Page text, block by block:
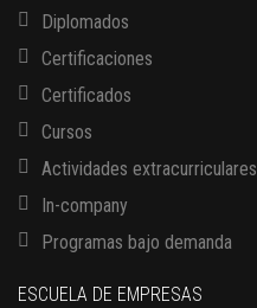
Diplomados
Certificaciones
Certificados
Cursos
Actividades extracurriculares
In-company
Programas bajo demanda
ESCUELA DE EMPRESAS